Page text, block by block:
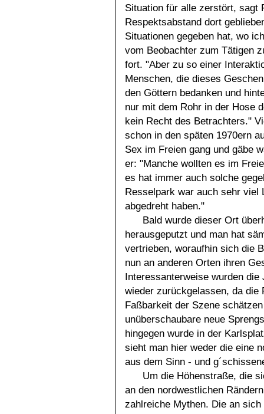
Situation für alle zerstört, sagt
Respektsabstand dort
Situationen gegeben hat, wo
vom Beobachter zum Tätigen
fort. "Aber zu so einer
Menschen, die dieses
den Göttern bedanken und
nur mit dem Rohr in der Hose
kein Recht des Betrachters."
schon in den späten 1970ern
Sex im Freien gang und gäbe
er: "Manche wollten es im
es hat immer auch solche
Resselpark war auch sehr viel
abgedreht haben."
Bald wurde dieser Ort
herausgeputzt und man hat
vertrieben, woraufhin sich die
nun an anderen Orten ihren
Interessanterweise wurden
wieder zurückgelassen, da die
Faßbarkeit der Szene
unüberschaubare neue
hingegen wurde in der
sieht man hier weder die eine
aus dem Sinn - und
Um die Höhenstraße, die
an den nordwestlichen
zahlreiche Mythen. Die an